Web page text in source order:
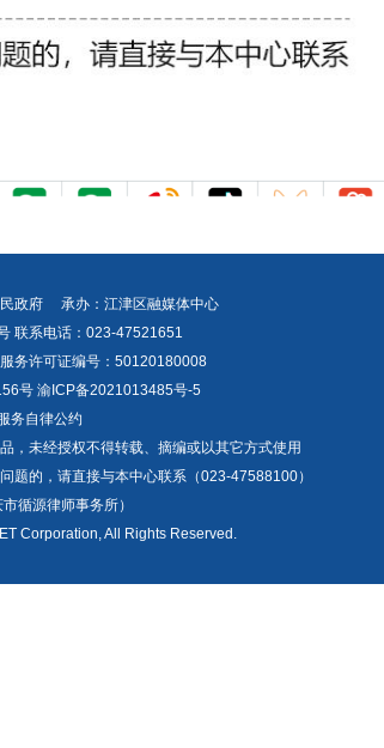
民政府 承办：江津区融媒体中心
联系电话：023-47521651
务许可证编号：50120180008
号 渝ICP备2021013485号-5
务自律公约
，未经授权不得转载、摘编或以其它方式使用
题的，请直接与本中心联系（023-47588100）
循源律师事务所）
Corporation, All Rights Reserved.